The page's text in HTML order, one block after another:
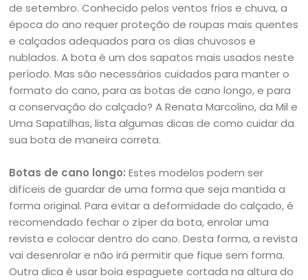
de setembro. Conhecido pelos ventos frios e chuva, a
época do ano requer proteção de roupas mais quentes
e calçados adequados para os dias chuvosos e
nublados. A bota é um dos sapatos mais usados neste
período. Mas são necessários cuidados para manter o
formato do cano, para as botas de cano longo, e para
a conservação do calçado? A Renata Marcolino, da Mil e
Uma Sapatilhas, lista algumas dicas de como cuidar da
sua bota de maneira correta.
Botas de cano longo: Estes modelos podem ser
difíceis de guardar de uma forma que seja mantida a
forma original. Para evitar a deformidade do calçado, é
recomendado fechar o zíper da bota, enrolar uma
revista e colocar dentro do cano. Desta forma, a revista
vai desenrolar e não irá permitir que fique sem forma.
Outra dica é usar boia espaguete cortada na altura do